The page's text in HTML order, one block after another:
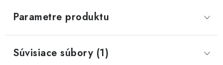
Parametre produktu
Súvisiace súbory (1)